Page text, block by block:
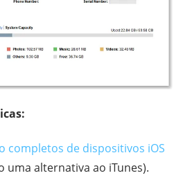
completos de dispositivos iOS
alternativa ao iTunes).